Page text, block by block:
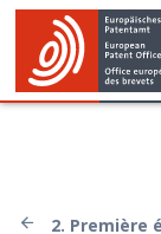
2. Première